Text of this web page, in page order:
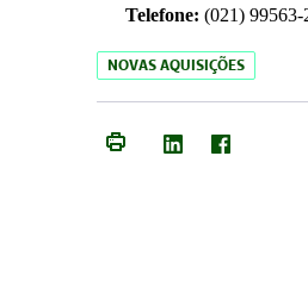
Telefone: (021) 99563-
NOVAS AQUISIÇÕES